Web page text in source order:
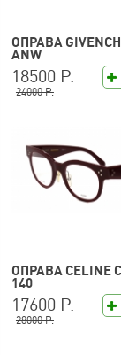
ОПРАВА
ANW
18500 Р.
24000 Р.
ОПРАВА CELINE
140
17600 Р.
28000 Р.